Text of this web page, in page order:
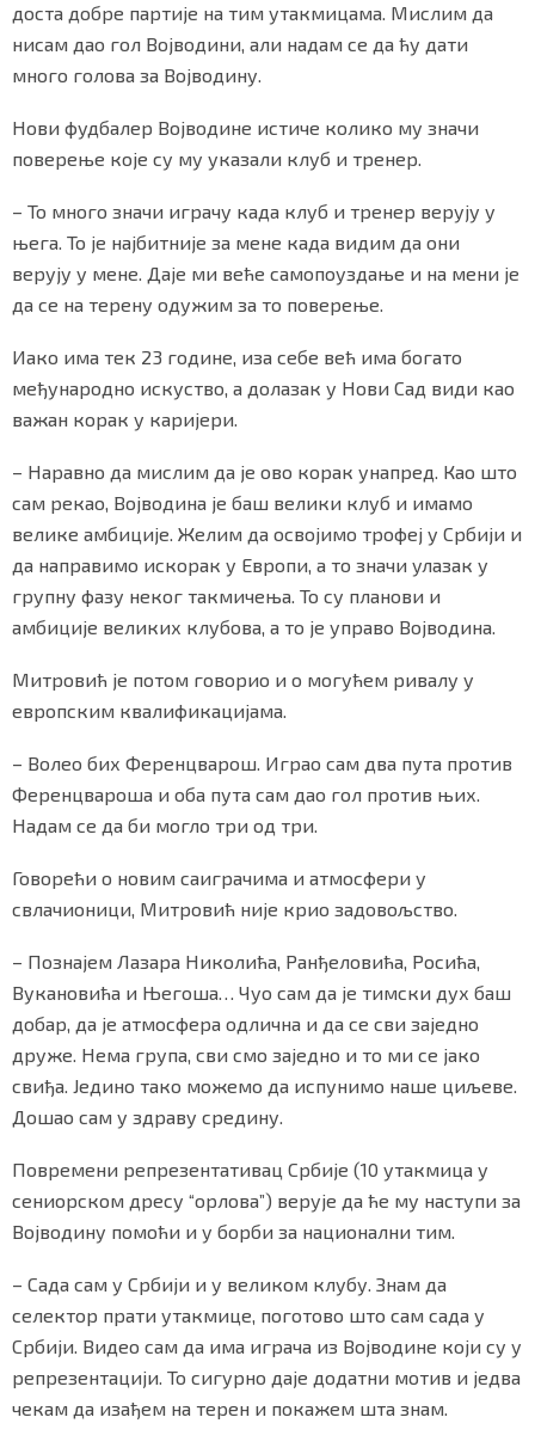
доста добре партије на тим утакмицама. Мислим да
нисам дао гол Војводини, али надам се да ћу дати
много голова за Војводину.
Нови фудбалер Војводине истиче колико му значи
поверење које су му указали клуб и тренер.
– То много значи играчу када клуб и тренер верују у
њега. То је најбитније за мене када видим да они
верују у мене. Даје ми веће самопоуздање и на мени је
да се на терену одужим за то поверење.
Иако има тек 23 године, иза себе већ има богато
међународно искуство, а долазак у Нови Сад види као
важан корак у каријери.
– Наравно да мислим да је ово корак унапред. Као што
сам рекао, Војводина је баш велики клуб и имамо
велике амбиције. Желим да освојимо трофеј у Србији и
да направимо искорак у Европи, а то значи улазак у
групну фазу неког такмичења. То су планови и
амбиције великих клубова, а то је управо Војводина.
Митровић је потом говорио и о могућем ривалу у
европским квалификацијама.
– Волео бих Ференцварош. Играо сам два пута против
Ференцвароша и оба пута сам дао гол против њих.
Надам се да би могло три од три.
Говорећи о новим саиграчима и атмосфери у
свлачионици, Митровић није крио задовољство.
– Познајем Лазара Николића, Ранђеловића, Росића,
Вукановића и Његоша… Чуо сам да је тимски дух баш
добар, да је атмосфера одлична и да се сви заједно
друже. Нема група, сви смо заједно и то ми се јако
свиђа. Једино тако можемо да испунимо наше циљеве.
Дошао сам у здраву средину.
Повремени репрезентативац Србије (10 утакмица у
сениорском дресу “орлова”) верује да ће му наступи за
Војводину помоћи и у борби за национални тим.
– Сада сам у Србији и у великом клубу. Знам да
селектор прати утакмице, поготово што сам сада у
Србији. Видео сам да има играча из Војводине који су у
репрезентацији. То сигурно даје додатни мотив и једва
чекам да изађем на терен и покажем шта знам.
ПРЕУЗМИТЕ НАШУ АПЛИКАЦИЈУ